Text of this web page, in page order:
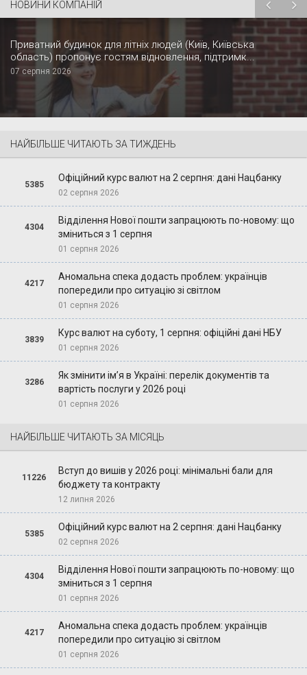
НОВИНИ КОМПАНІЙ
Приватний будинок для літніх людей (Київ, Київська
область) пропонує гостям відновлення, підтримк...
07 серпня 2026
НАЙБІЛЬШЕ ЧИТАЮТЬ ЗА ТИЖДЕНЬ
5385
Офіційний курс валют на 2 серпня: дані Нацбанку
02 серпня 2026
4304
Відділення Нової пошти запрацюють по-новому: що
зміниться з 1 серпня
01 серпня 2026
4217
Аномальна спека додасть проблем: українців
попередили про ситуацію зі світлом
01 серпня 2026
3839
Курс валют на суботу, 1 серпня: офіційні дані НБУ
01 серпня 2026
3286
Як змінити ім’я в Україні: перелік документів та
вартість послуги у 2026 році
01 серпня 2026
НАЙБІЛЬШЕ ЧИТАЮТЬ ЗА МІСЯЦЬ
11226
Вступ до вишів у 2026 році: мінімальні бали для
бюджету та контракту
12 липня 2026
5385
Офіційний курс валют на 2 серпня: дані Нацбанку
02 серпня 2026
4304
Відділення Нової пошти запрацюють по-новому: що
зміниться з 1 серпня
01 серпня 2026
4217
Аномальна спека додасть проблем: українців
попередили про ситуацію зі світлом
01 серпня 2026